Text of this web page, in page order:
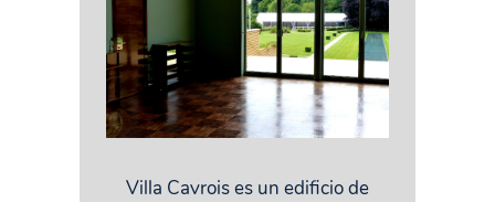
Villa Cavrois es un edificio de